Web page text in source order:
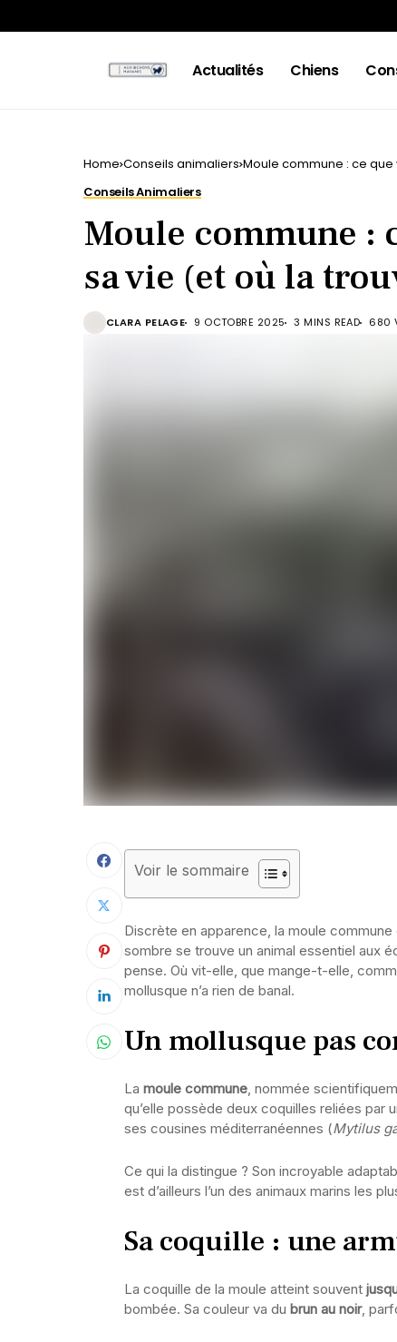
Actualités Chiens
Home Conseils animaliers Moule commune : ce
Conseils Animaliers
Moule commune :
sa vie (et où la
CLARA PELAGE 9 OCTOBRE 2025 3 MINS READ 680
Voir le sommaire
Discrète en apparence, la moule
sombre se trouve un animal essentiel aux
pense. Où vit-elle, que mange-t-elle,
mollusque n’a rien de banal.
Un mollusque pas
La moule commune, nommée
qu’elle possède deux coquilles reliées par
ses cousines méditerranéennes (Mytilus
Ce qui la distingue ? Son incroyable
est d’ailleurs l’un des animaux marins les
Sa coquille : une
La coquille de la moule atteint souvent
bombée. Sa couleur va du brun au noir,